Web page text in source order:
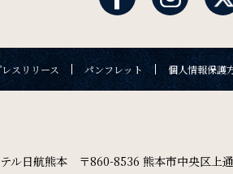
スリリース パンフレット 個人情報保護
ル日航熊本 〒860-8536 熊本市中央区上